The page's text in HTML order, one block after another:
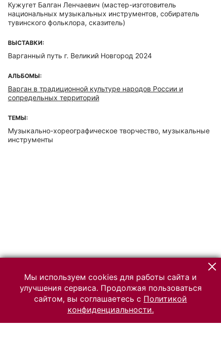
Кужугет Балган Ленчаевич (мастер-изготовитель
национальных музыкальных инструментов, собиратель
тувинского фольклора, сказитель)
ВЫСТАВКИ:
Варганный путь г. Великий Новгород 2024
АЛЬБОМЫ:
Варган в традиционной культуре народов России и
сопредельных территорий
ТЕМЫ:
Музыкально-хореографическое творчество, музыкальные
инструменты
Мы используем cookies для работы сайта и
улучшения сервиса. Продолжая пользоваться
сайтом, вы соглашаетесь с Политикой
конфиденциальности.